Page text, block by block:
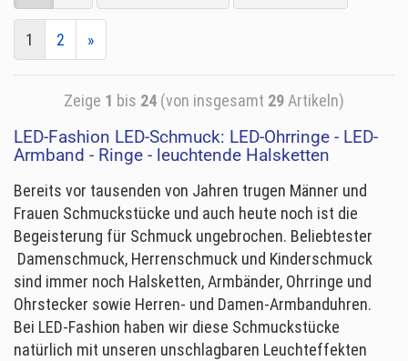
1 2 »
Zeige 1 bis 24 (von insgesamt 29 Artikeln)
LED-Fashion LED-Schmuck: LED-Ohrringe - LED-
Armband - Ringe - leuchtende Halsketten
Bereits vor tausenden von Jahren trugen Männer und
Frauen Schmuckstücke und auch heute noch ist die
Begeisterung für Schmuck ungebrochen. Beliebtester
Damenschmuck, Herrenschmuck und Kinderschmuck
sind immer noch Halsketten, Armbänder, Ohrringe und
Ohrstecker sowie Herren- und Damen-Armbanduhren.
Bei LED-Fashion haben wir diese Schmuckstücke
natürlich mit unseren unschlagbaren Leuchteffekten